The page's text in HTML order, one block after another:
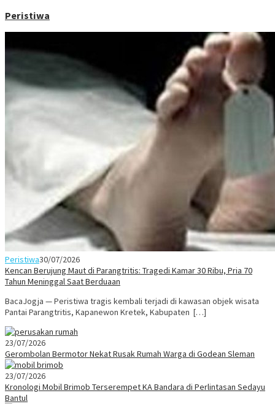
Peristiwa
Peristiwa30/07/2026
Kencan Berujung Maut di Parangtritis: Tragedi Kamar 30 Ribu, Pria 70
Tahun Meninggal Saat Berduaan
BacaJogja — Peristiwa tragis kembali terjadi di kawasan objek wisata
Pantai Parangtritis, Kapanewon Kretek, Kabupaten […]
23/07/2026
Gerombolan Bermotor Nekat Rusak Rumah Warga di Godean Sleman
23/07/2026
Kronologi Mobil Brimob Terserempet KA Bandara di Perlintasan Sedayu
Bantul